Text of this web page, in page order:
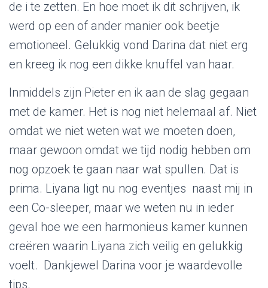
de i te zetten. En hoe moet ik dit schrijven, ik
werd op een of ander manier ook beetje
emotioneel. Gelukkig vond Darina dat niet erg
en kreeg ik nog een dikke knuffel van haar.
Inmiddels zijn Pieter en ik aan de slag gegaan
met de kamer. Het is nog niet helemaal af. Niet
omdat we niet weten wat we moeten doen,
maar gewoon omdat we tijd nodig hebben om
nog opzoek te gaan naar wat spullen. Dat is
prima. Liyana ligt nu nog eventjes naast mij in
een Co-sleeper, maar we weten nu in ieder
geval hoe we een harmonieus kamer kunnen
creëren waarin Liyana zich veilig en gelukkig
voelt. Dankjewel Darina voor je waardevolle
tips.